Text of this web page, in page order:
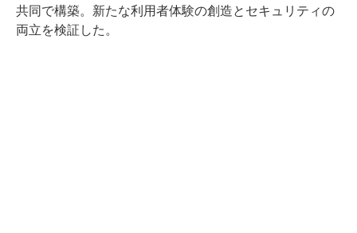
共同で構築。新たな利用者体験の創造とセキュリティの
両立を検証した。